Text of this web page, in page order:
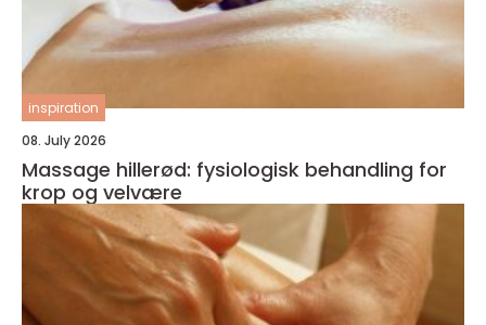
inspiration
08. July 2026
Massage hillerød: fysiologisk behandling for
krop og velvære